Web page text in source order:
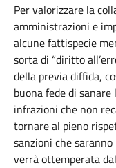
Per valorizzare la
amministrazioni e
alcune fattispecie
sorta di “diritto
della previa diffida,
buona fede di
infrazioni che non
tornare al pieno
sanzioni che
verrà ottemperata